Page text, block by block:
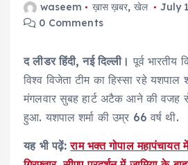
waseem ख़ास ख़बर, खेल
July
0 Comments
द लीडर हिंदी, नई दिल्ली। पूर्व
विश्व विजेता टीम का हिस्सा रहे यशपाल
मंगलवार सुबह हार्ट अटैक आने की वजह
हुआ. यशपाल शर्मा की उम्र 66 वर्ष थी.
यह भी पढ़ें:राम भक्त गोपाल